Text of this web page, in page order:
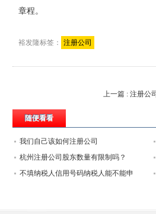
章程。
裕发隆标签： 注册公司
上一篇 : 注册公司
随便看看
我们自己该如何注册公司
杭州注册公司股东数量有限制吗？
不填纳税人信用号码纳税人能不能申